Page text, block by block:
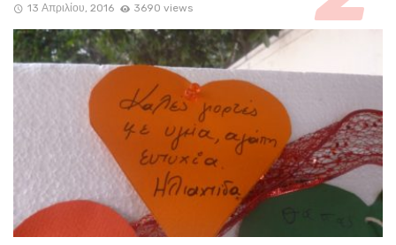
13 Απριλίου, 2016 3690 views